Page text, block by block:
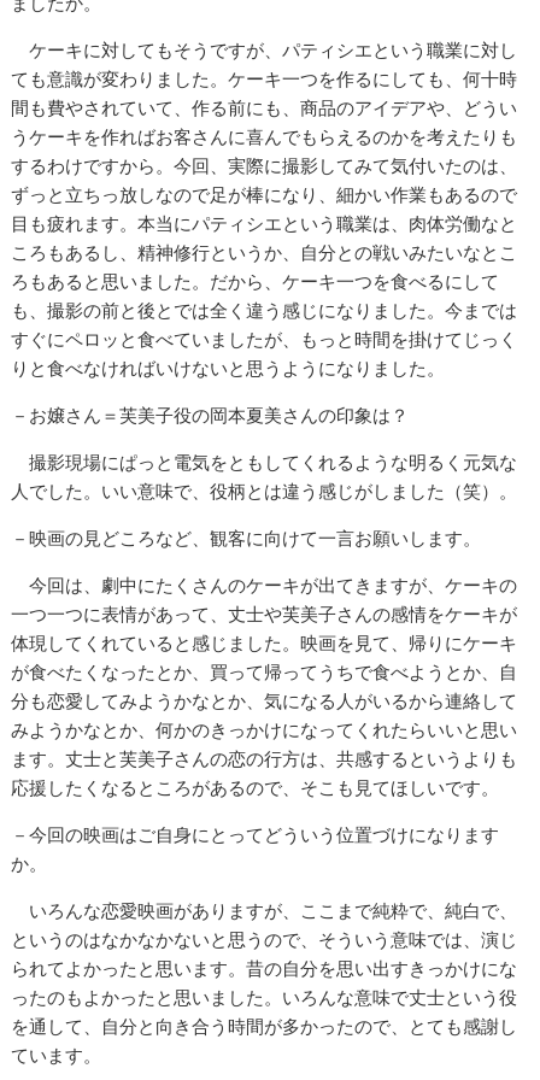
ケーキに対してもそうですが、パティシエという職業に対し
ても意識が変わりました。ケーキ一つを作るにしても、何十時
間も費やされていて、作る前にも、商品のアイデアや、どうい
うケーキを作ればお客さんに喜んでもらえるのかを考えたりも
するわけですから。今回、実際に撮影してみて気付いたのは、
ずっと立ちっ放しなので足が棒になり、細かい作業もあるので
目も疲れます。本当にパティシエという職業は、肉体労働なと
ころもあるし、精神修行というか、自分との戦いみたいなとこ
ろもあると思いました。だから、ケーキ一つを食べるにして
も、撮影の前と後とでは全く違う感じになりました。今までは
すぐにペロッと食べていましたが、もっと時間を掛けてじっく
りと食べなければいけないと思うようになりました。
－お嬢さん＝芙美子役の岡本夏美さんの印象は？
撮影現場にぱっと電気をともしてくれるような明るく元気な
人でした。いい意味で、役柄とは違う感じがしました（笑）。
－映画の見どころなど、観客に向けて一言お願いします。
今回は、劇中にたくさんのケーキが出てきますが、ケーキの
一つ一つに表情があって、丈士や芙美子さんの感情をケーキが
体現してくれていると感じました。映画を見て、帰りにケーキ
が食べたくなったとか、買って帰ってうちで食べようとか、自
分も恋愛してみようかなとか、気になる人がいるから連絡して
みようかなとか、何かのきっかけになってくれたらいいと思い
ます。丈士と芙美子さんの恋の行方は、共感するというよりも
応援したくなるところがあるので、そこも見てほしいです。
－今回の映画はご自身にとってどういう位置づけになります
か。
いろんな恋愛映画がありますが、ここまで純粋で、純白で、
というのはなかなかないと思うので、そういう意味では、演じ
られてよかったと思います。昔の自分を思い出すきっかけにな
ったのもよかったと思いました。いろんな意味で丈士という役
を通して、自分と向き合う時間が多かったので、とても感謝し
ています。